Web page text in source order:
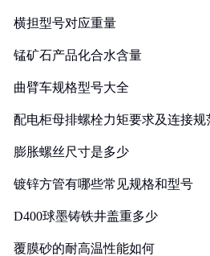
横担型号对应重量
锰矿石产品化合水含量
曲臂车规格型号大全
配电柜母排螺栓力矩要求及连接规
膨胀螺丝尺寸是多少
镀锌方管有哪些常见规格和型号
D400球墨铸铁井盖重多少
覆膜砂的耐高温性能如何